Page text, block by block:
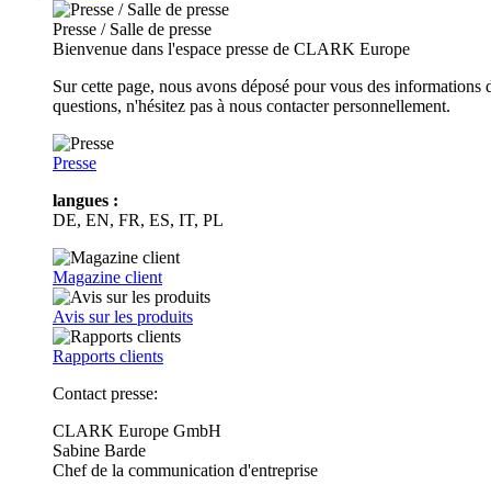
Presse / Salle de presse
Bienvenue dans l'espace presse de CLARK Europe
Sur cette page, nous avons déposé pour vous des
questions, n'hésitez pas à nous contacter personnellement.
Presse
langues :
DE, EN, FR, ES, IT, PL
Magazine client
Avis sur les produits
Rapports clients
Contact presse:
CLARK Europe GmbH
Sabine Barde
Chef de la communication d'entreprise